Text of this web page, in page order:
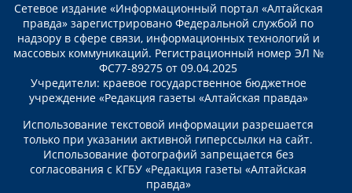
Сетевое издание «Информационный портал «Алтайская
правда» зарегистрировано Федеральной службой по
надзору в сфере связи, информационных технологий и
массовых коммуникаций. Регистрационный номер ЭЛ №
ФС77-89275 от 09.04.2025
Учредители: краевое государственное бюджетное
учреждение «Редакция газеты «Алтайская правда»
Использование текстовой информации разрешается
только при указании активной гиперссылки на сайт.
Использование фотографий запрещается без
согласования с КГБУ «Редакция газеты «Алтайская
правда»